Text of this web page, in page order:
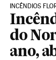
INCÊNDIOS
do
ano,